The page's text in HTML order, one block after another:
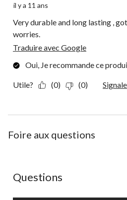
il y a 11 ans
Very durable and long lasting ,
worries.
Traduire avec Google
Oui, Je recommande ce
Utile? (0) (0)
Foire aux questions
Aucune question n'a été posée sur
Questions